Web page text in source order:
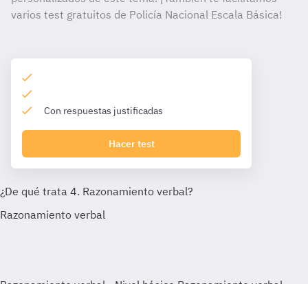
varios test gratuitos de Policía Nacional Escala Básica!
Con respuestas justificadas
Hacer test